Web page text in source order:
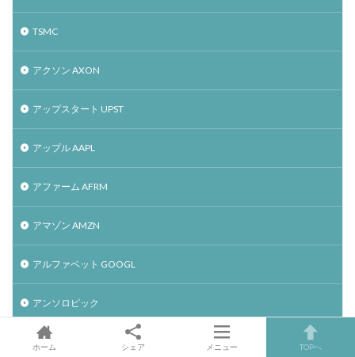
TSMC
アクソン AXON
アップスタート UPST
アップル AAPL
アファーム AFRM
アマゾン AMZN
アルファベット GOOGL
アンソロピック
エアビーアンドビー ABNB
ホーム シェア メニュー TOPへ